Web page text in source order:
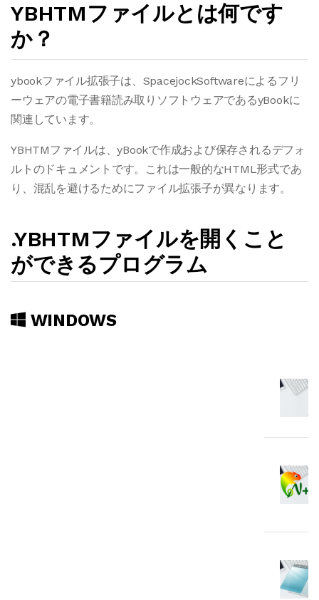
YBHTMファイルとは何です
か？
ybookファイル拡張子は、SpacejockSoftwareによるフリ
ーウェアの電子書籍読み取りソフトウェアであるyBookに
関連しています。
YBHTMファイルは、yBookで作成および保存されるデフォ
ルトのドキュメントです。これは一般的なHTML形式であ
り、混乱を避けるためにファイル拡張子が異なります。
.YBHTMファイルを開くこと
ができるプログラム
WINDOWS